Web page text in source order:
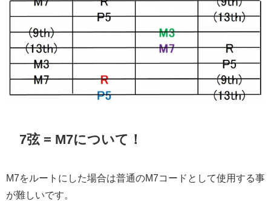
7弦 = M7について！
M7をルートにした場合は普通のM7コードとして使用する事
が難しいです。